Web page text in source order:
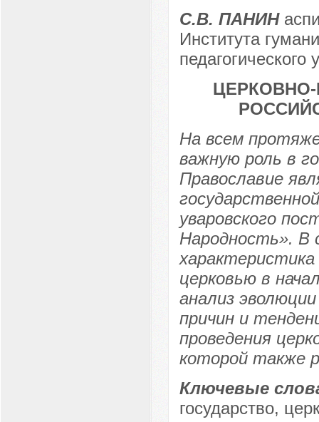
С.В. ПАНИН
Института
На всем
важную роль в
Православие
уваровского
Народность». В
церковью в
анализ
причин и
проведения
которой также
Ключевые
государство,